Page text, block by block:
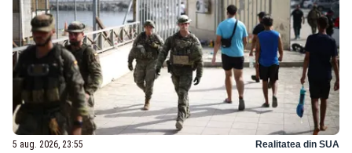
5 aug. 2026, 23:55 Realitatea din SUA